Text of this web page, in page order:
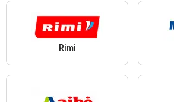
Rimi